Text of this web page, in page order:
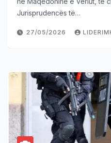
Jurisprudencës të…
27/05/2026